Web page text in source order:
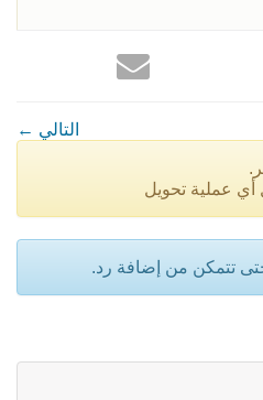
← التالي
أي عملية تحويل
تتمكن من إضافة رد.